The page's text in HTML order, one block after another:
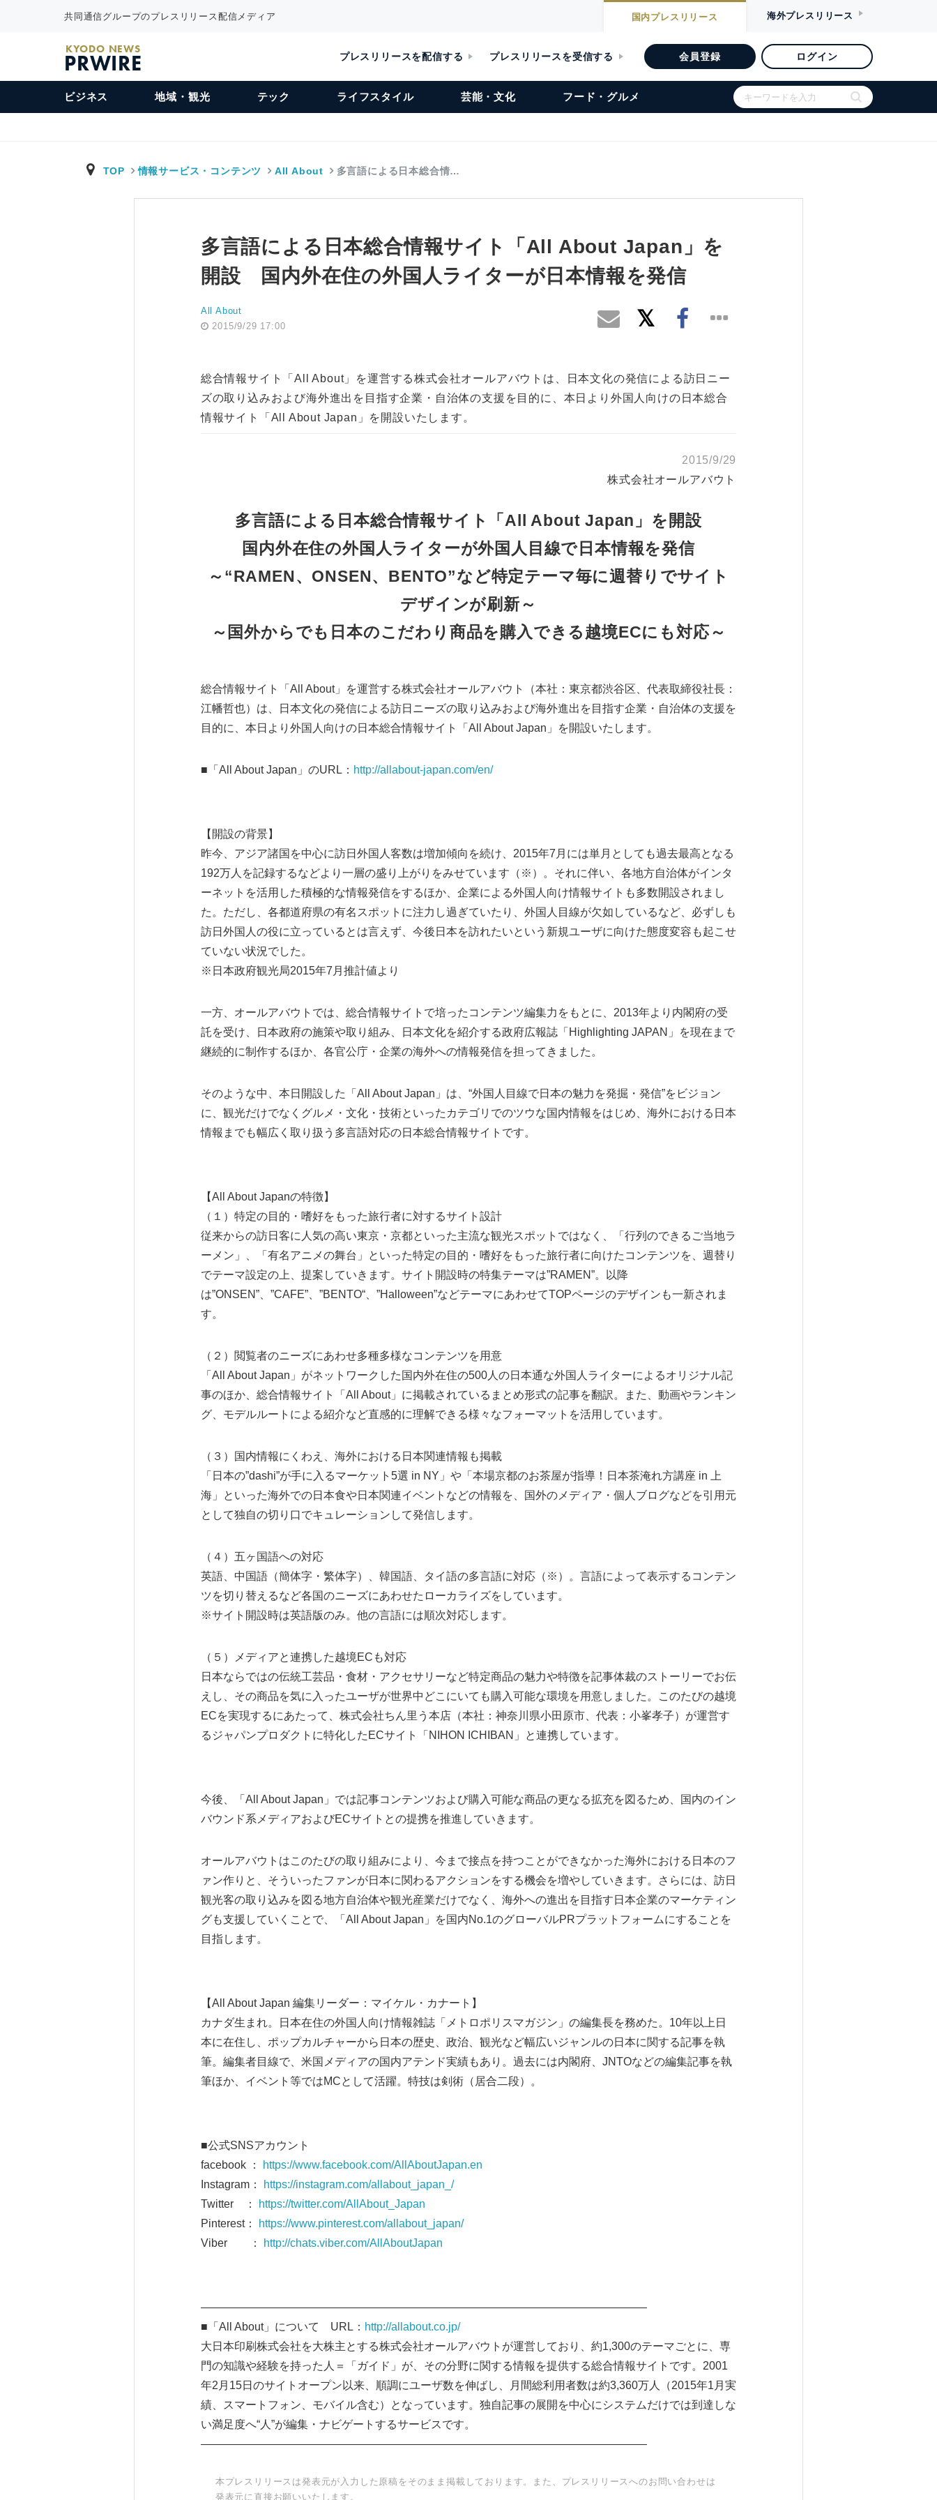
共同通信グループのプレスリリース配信メディア 国内プレスリリース 海外プレスリリース
KYODO NEWS
PRWIRE プレスリリースを配信する プレスリリースを受信する 会員登録 ログイン
ビジネス 地域・観光 テック ライフスタイル 芸能・文化 フード・グルメ
TOP 情報サービス・コンテンツ All About 多言語による日本総合情…
多言語による日本総合情報サイト「All About Japan」を
開設 国内外在住の外国人ライターが日本情報を発信
All About
2015/9/29 17:00
総合情報サイト「All About」を運営する株式会社オールアバウトは、日本文化の発信による訪日ニー
ズの取り込みおよび海外進出を目指す企業・自治体の支援を目的に、本日より外国人向けの日本総合
情報サイト「All About Japan」を開設いたします。
2015/9/29
株式会社オールアバウト
多言語による日本総合情報サイト「All About Japan」を開設
国内外在住の外国人ライターが外国人目線で日本情報を発信
～“RAMEN、ONSEN、BENTO”など特定テーマ毎に週替りでサイト
デザインが刷新～
～国外からでも日本のこだわり商品を購入できる越境ECにも対応～
総合情報サイト「All About」を運営する株式会社オールアバウト（本社：東京都渋谷区、代表取締役社長：
江幡哲也）は、日本文化の発信による訪日ニーズの取り込みおよび海外進出を目指す企業・自治体の支援を
目的に、本日より外国人向けの日本総合情報サイト「All About Japan」を開設いたします。
■「All About Japan」のURL： http://allabout-japan.com/en/
【開設の背景】
昨今、アジア諸国を中心に訪日外国人客数は増加傾向を続け、2015年7月には単月としても過去最高となる
192万人を記録するなどより一層の盛り上がりをみせています（※）。それに伴い、各地方自治体がインタ
ーネットを活用した積極的な情報発信をするほか、企業による外国人向け情報サイトも多数開設されまし
た。ただし、各都道府県の有名スポットに注力し過ぎていたり、外国人目線が欠如しているなど、必ずしも
訪日外国人の役に立っているとは言えず、今後日本を訪れたいという新規ユーザに向けた態度変容も起こせ
ていない状況でした。
※日本政府観光局2015年7月推計値より
一方、オールアバウトでは、総合情報サイトで培ったコンテンツ編集力をもとに、2013年より内閣府の受
託を受け、日本政府の施策や取り組み、日本文化を紹介する政府広報誌「Highlighting JAPAN」を現在まで
継続的に制作するほか、各官公庁・企業の海外への情報発信を担ってきました。
そのような中、本日開設した「All About Japan」は、“外国人目線で日本の魅力を発掘・発信”をビジョン
に、観光だけでなくグルメ・文化・技術といったカテゴリでのツウな国内情報をはじめ、海外における日本
情報までも幅広く取り扱う多言語対応の日本総合情報サイトです。
【All About Japanの特徴】
（１）特定の目的・嗜好をもった旅行者に対するサイト設計
従来からの訪日客に人気の高い東京・京都といった主流な観光スポットではなく、「行列のできるご当地ラ
ーメン」、「有名アニメの舞台」といった特定の目的・嗜好をもった旅行者に向けたコンテンツを、週替り
でテーマ設定の上、提案していきます。サイト開設時の特集テーマは”RAMEN”。以降
は”ONSEN”、”CAFE”、”BENTO“、”Halloween”などテーマにあわせてTOPページのデザインも一新されま
す。
（２）閲覧者のニーズにあわせ多種多様なコンテンツを用意
「All About Japan」がネットワークした国内外在住の500人の日本通な外国人ライターによるオリジナル記
事のほか、総合情報サイト「All About」に掲載されているまとめ形式の記事を翻訳。また、動画やランキン
グ、モデルルートによる紹介など直感的に理解できる様々なフォーマットを活用しています。
（３）国内情報にくわえ、海外における日本関連情報も掲載
「日本の”dashi”が手に入るマーケット5選 in NY」や「本場京都のお茶屋が指導！日本茶淹れ方講座 in 上
海」といった海外での日本食や日本関連イベントなどの情報を、国外のメディア・個人ブログなどを引用元
として独自の切り口でキュレーションして発信します。
（４）五ヶ国語への対応
英語、中国語（簡体字・繁体字）、韓国語、タイ語の多言語に対応（※）。言語によって表示するコンテン
ツを切り替えるなど各国のニーズにあわせたローカライズをしています。
※サイト開設時は英語版のみ。他の言語には順次対応します。
（５）メディアと連携した越境ECも対応
日本ならではの伝統工芸品・食材・アクセサリーなど特定商品の魅力や特徴を記事体裁のストーリーでお伝
えし、その商品を気に入ったユーザが世界中どこにいても購入可能な環境を用意しました。このたびの越境
ECを実現するにあたって、株式会社ちん里う本店（本社：神奈川県小田原市、代表：小峯孝子）が運営す
るジャパンプロダクトに特化したECサイト「NIHON ICHIBAN」と連携しています。
今後、「All About Japan」では記事コンテンツおよび購入可能な商品の更なる拡充を図るため、国内のイン
バウンド系メディアおよびECサイトとの提携を推進していきます。
オールアバウトはこのたびの取り組みにより、今まで接点を持つことができなかった海外における日本のフ
ァン作りと、そういったファンが日本に関わるアクションをする機会を増やしていきます。さらには、訪日
観光客の取り込みを図る地方自治体や観光産業だけでなく、海外への進出を目指す日本企業のマーケティン
グも支援していくことで、「All About Japan」を国内No.1のグローバルPRプラットフォームにすることを
目指します。
【All About Japan 編集リーダー：マイケル・カナート】
カナダ生まれ。日本在住の外国人向け情報雑誌「メトロポリスマガジン」の編集長を務めた。10年以上日
本に在住し、ポップカルチャーから日本の歴史、政治、観光など幅広いジャンルの日本に関する記事を執
筆。編集者目線で、米国メディアの国内アテンド実績もあり。過去には内閣府、JNTOなどの編集記事を執
筆ほか、イベント等ではMCとして活躍。特技は剣術（居合二段）。
■公式SNSアカウント
facebook ：
https://www.facebook.com/AllAboutJapan.en
Instagram：
https://instagram.com/allabout_japan_/
Twitter ：
https://twitter.com/AllAbout_Japan
Pinterest：
https://www.pinterest.com/allabout_japan/
Viber ：
http://chats.viber.com/AllAboutJapan
――――――――――――――――――――――――――――――――――――――――
■「All About」について URL： http://allabout.co.jp/
大日本印刷株式会社を大株主とする株式会社オールアバウトが運営しており、約1,300のテーマごとに、専
門の知識や経験を持った人＝「ガイド」が、その分野に関する情報を提供する総合情報サイトです。2001
年2月15日のサイトオープン以来、順調にユーザ数を伸ばし、月間総利用者数は約3,360万人（2015年1月実
績、スマートフォン、モバイル含む）となっています。独自記事の展開を中心にシステムだけでは到達しな
い満足度へ“人”が編集・ナビゲートするサービスです。
――――――――――――――――――――――――――――――――――――――――
本プレスリリースは発表元が入力した原稿をそのまま掲載しております。また、プレスリリースへのお問い合わせは
発表元に直接お願いいたします。
Japanese